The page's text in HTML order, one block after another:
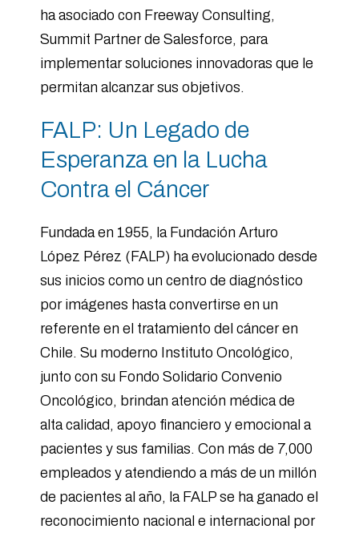
ha asociado con Freeway Consulting,
Summit Partner de Salesforce, para
implementar soluciones innovadoras que le
permitan alcanzar sus objetivos.
FALP: Un Legado de
Esperanza en la Lucha
Contra el Cáncer
Fundada en 1955, la Fundación Arturo
López Pérez (FALP) ha evolucionado desde
sus inicios como un centro de diagnóstico
por imágenes hasta convertirse en un
referente en el tratamiento del cáncer en
Chile. Su moderno Instituto Oncológico,
junto con su Fondo Solidario Convenio
Oncológico, brindan atención médica de
alta calidad, apoyo financiero y emocional a
pacientes y sus familias. Con más de 7,000
empleados y atendiendo a más de un millón
de pacientes al año, la FALP se ha ganado el
reconocimiento nacional e internacional por